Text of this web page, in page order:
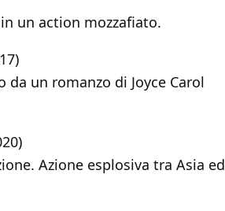
un action mozzafiato.
un romanzo di Joyce Carol
Azione esplosiva tra Asia ed